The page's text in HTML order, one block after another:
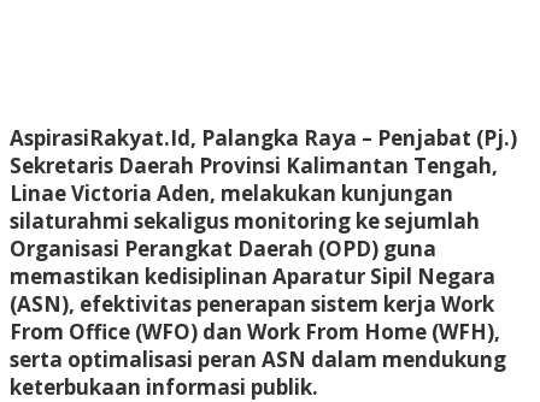
AspirasiRakyat.Id, Palangka Raya – Penjabat (Pj.)
Sekretaris Daerah Provinsi Kalimantan Tengah,
Linae Victoria Aden, melakukan kunjungan
silaturahmi sekaligus monitoring ke sejumlah
Organisasi Perangkat Daerah (OPD) guna
memastikan kedisiplinan Aparatur Sipil Negara
(ASN), efektivitas penerapan sistem kerja Work
From Office (WFO) dan Work From Home (WFH),
serta optimalisasi peran ASN dalam mendukung
keterbukaan informasi publik.